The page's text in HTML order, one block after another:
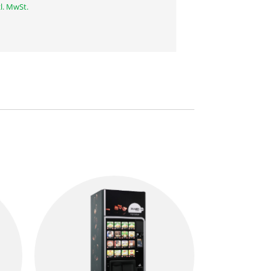
MwSt.